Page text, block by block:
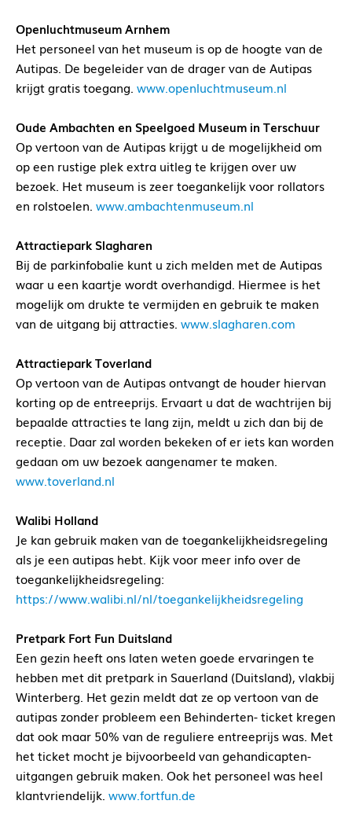
Openluchtmuseum Arnhem
Het personeel van het museum is op de hoogte van de
Autipas. De begeleider van de drager van de Autipas
krijgt gratis toegang. www.openluchtmuseum.nl
Oude Ambachten en Speelgoed Museum in Terschuur
Op vertoon van de Autipas krijgt u de mogelijkheid om
op een rustige plek extra uitleg te krijgen over uw
bezoek. Het museum is zeer toegankelijk voor rollators
en rolstoelen. www.ambachtenmuseum.nl
Attractiepark Slagharen
Bij de parkinfobalie kunt u zich melden met de Autipas
waar u een kaartje wordt overhandigd. Hiermee is het
mogelijk om drukte te vermijden en gebruik te maken
van de uitgang bij attracties. www.slagharen.com
Attractiepark Toverland
Op vertoon van de Autipas ontvangt de houder hiervan
korting op de entreeprijs. Ervaart u dat de wachtrijen bij
bepaalde attracties te lang zijn, meldt u zich dan bij de
receptie. Daar zal worden bekeken of er iets kan worden
gedaan om uw bezoek aangenamer te maken.
www.toverland.nl
Walibi Holland
Je kan gebruik maken van de toegankelijkheidsregeling
als je een autipas hebt. Kijk voor meer info over de
toegankelijkheidsregeling:
https://www.walibi.nl/nl/toegankelijkheidsregeling
Pretpark Fort Fun Duitsland
Een gezin heeft ons laten weten goede ervaringen te
hebben met dit pretpark in Sauerland (Duitsland), vlakbij
Winterberg. Het gezin meldt dat ze op vertoon van de
autipas zonder probleem een Behinderten- ticket kregen
dat ook maar 50% van de reguliere entreeprijs was. Met
het ticket mocht je bijvoorbeeld van gehandicapten-
uitgangen gebruik maken. Ook het personeel was heel
klantvriendelijk. www.fortfun.de